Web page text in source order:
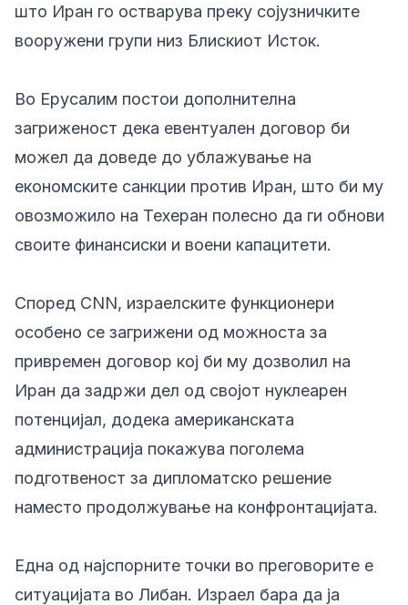
што Иран го остварува преку сојузничките
вооружени групи низ Блискиот Исток.
Во Ерусалим постои дополнителна
загриженост дека евентуален договор би
можел да доведе до ублажување на
економските санкции против Иран, што би му
овозможило на Техеран полесно да ги обнови
своите финансиски и воени капацитети.
Според CNN, израелските функционери
особено се загрижени од можноста за
привремен договор кој би му дозволил на
Иран да задржи дел од својот нуклеарен
потенцијал, додека американската
администрација покажува поголема
подготвеност за дипломатско решение
наместо продолжување на конфронтацијата.
Една од најспорните точки во преговорите е
ситуацијата во Либан. Израел бара да ја